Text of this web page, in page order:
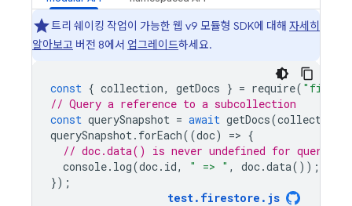
트리 쉐이킹 작업이 가능한 웹 v9 모듈형 SDK에 대해 자세히
알아보고 버전 8에서 업그레이드하세요.
const { collection, getDocs } = require(
// Query a reference to a subcollection
const querySnapshot = await getDocs(collection
querySnapshot. forEach((doc) => {
// doc.data() is never undefined for query doc
console. log(doc. id, " => " , doc.data());
});
test. firestore . js